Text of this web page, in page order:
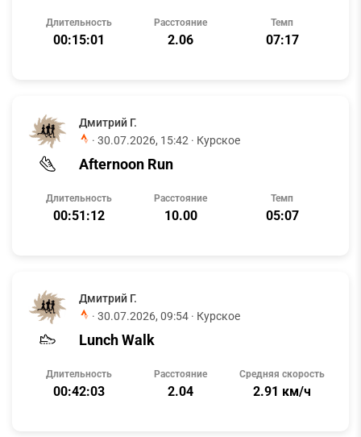
Длительность
00:15:01
Расстояние
2.06
Темп
07:17
Дмитрий Г.
· 30.07.2026, 15:42 · Курское
Afternoon Run
Длительность
00:51:12
Расстояние
10.00
Темп
05:07
Дмитрий Г.
· 30.07.2026, 09:54 · Курское
Lunch Walk
Длительность
00:42:03
Расстояние
2.04
Средняя скорость
2.91 км/ч